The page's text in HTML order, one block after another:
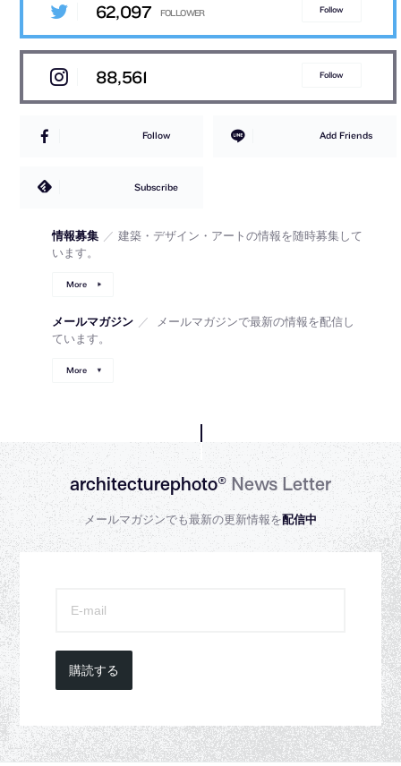
62,097 Follow
88,561 Follow
Follow Add Friends
Subscribe
情報募集 ／ 建築・デザイン・アートの情報を随時募集して
います。
More
メールマガジン ／
メールマガジンで最新の情報を配信し
ています。
More
architecturephoto®News Letter
メールマガジンでも最新の更新情報を配信中
購読する